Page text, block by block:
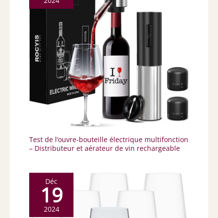
Test de l’ouvre-bouteille électrique multifonction
– Distributeur et aérateur de vin rechargeable
Déc
19
2024